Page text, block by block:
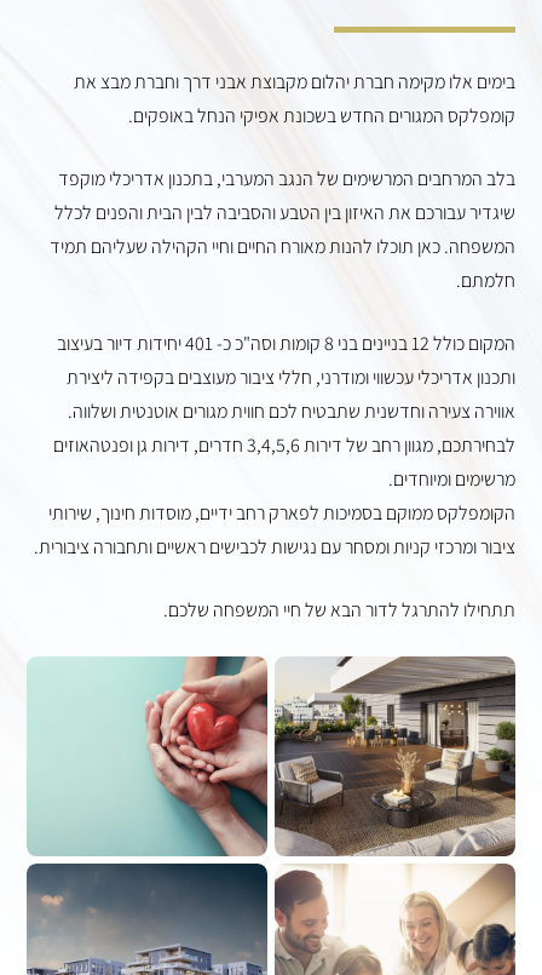
בימים אלו מקימה חברת יהלום מקבוצת אבני דרך וחברת מבצ את
קומפלקס המגורים החדש בשכונת אפיקי הנחל באופקים.
בלב המרחבים המרשימים של הנגב המערבי, בתכנון אדריכלי מוקפד
שיגדיר עבורכם את האיזון בין הטבע והסביבה לבין הבית והפנים לכלל
המשפחה. כאן תוכלו להנות מאורח החיים וחיי הקהילה שעליהם תמיד
חלמתם.
המקום כולל 12 בניינים בני 8 קומות וסה"כ כ- 401 יחידות דיור בעיצוב
ותכנון אדריכלי עכשווי ומודרני, חללי ציבור מעוצבים בקפידה ליצירת
אווירה צעירה וחדשנית שתבטיח לכם חווית מגורים אוטנטית ושלווה.
לבחירתכם, מגוון רחב של דירות 3,4,5,6 חדרים, דירות גן ופנטהאוזים
מרשימים ומיוחדים.
הקומפלקס ממוקם בסמיכות לפארק רחב ידיים, מוסדות חינוך, שירותי
ציבור ומרכזי קניות ומסחר עם נגישות לכבישים ראשיים ותחבורה ציבורית.
תתחילו להתרגל לדור הבא של חיי המשפחה שלכם.